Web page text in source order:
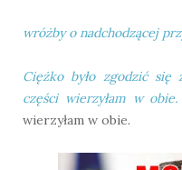
wróżby o nadchodzącej
Ciężko było zgodzić
części wierzyłam w obie.
wierzyłam w obie.